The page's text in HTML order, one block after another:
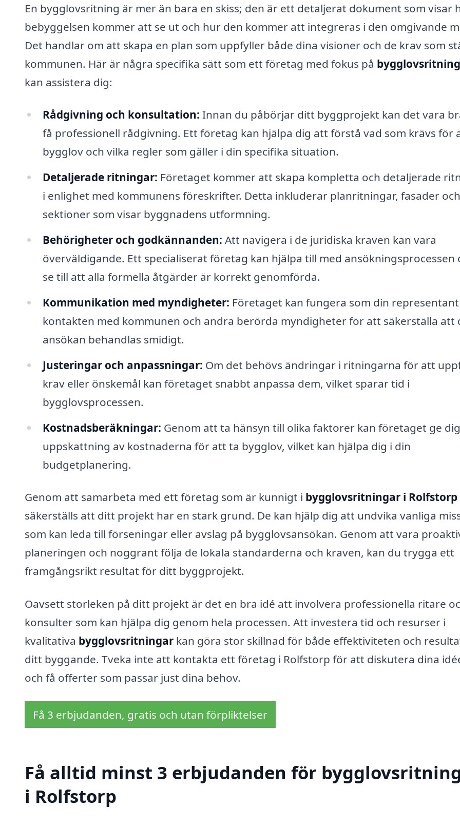
En bygglovsritning är mer än bara en skiss; den är ett detaljerat dokument som visar
bebyggelsen kommer att se ut och hur den kommer att integreras i den omgivande
Det handlar om att skapa en plan som uppfyller både dina visioner och de krav som
kommunen. Här är några specifika sätt som ett företag med fokus på
kan assistera dig:
Rådgivning och konsultation: Innan du påbörjar ditt byggprojekt kan det vara
få professionell rådgivning. Ett företag kan hjälpa dig att förstå vad som krävs för
bygglov och vilka regler som gäller i din specifika situation.
Detaljerade ritningar: Företaget kommer att skapa kompletta och detaljerade
i enlighet med kommunens föreskrifter. Detta inkluderar planritningar, fasader och
sektioner som visar byggnadens utformning.
Behörigheter och godkännanden: Att navigera i de juridiska kraven kan vara
överväldigande. Ett specialiserat företag kan hjälpa till med ansökningsprocessen
se till att alla formella åtgärder är korrekt genomförda.
Kommunikation med myndigheter: Företaget kan fungera som din
kontakten med kommunen och andra berörda myndigheter för att säkerställa att
ansökan behandlas smidigt.
Justeringar och anpassningar: Om det behövs ändringar i ritningarna för att
krav eller önskemål kan företaget snabbt anpassa dem, vilket sparar tid i
bygglovsprocessen.
Kostnadsberäkningar: Genom att ta hänsyn till olika faktorer kan företaget ge
uppskattning av kostnaderna för att ta bygglov, vilket kan hjälpa dig i din
budgetplanering.
Genom att samarbeta med ett företag som är kunnigt i bygglovsritningar i Rolfstorp
säkerställs att ditt projekt har en stark grund. De kan hjälp dig att undvika vanliga
som kan leda till förseningar eller avslag på bygglovsansökan. Genom att vara
planeringen och noggrant följa de lokala standarderna och kraven, kan du trygga ett
framgångsrikt resultat för ditt byggprojekt.
Oavsett storleken på ditt projekt är det en bra idé att involvera professionella ritare
konsulter som kan hjälpa dig genom hela processen. Att investera tid och resurser i
kvalitativa bygglovsritningar kan göra stor skillnad för både effektiviteten och
ditt byggande. Tveka inte att kontakta ett företag i Rolfstorp för att diskutera dina
och få offerter som passar just dina behov.
Få 3 erbjudanden, gratis och utan förpliktelser
Få alltid minst 3 erbjudanden för
i Rolfstorp